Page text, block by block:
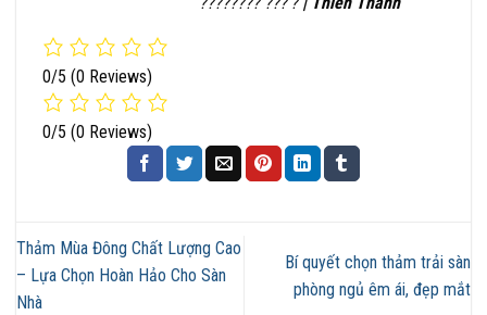
0/5 (0 Reviews)
0/5 (0 Reviews)
Thảm Mùa Đông Chất Lượng Cao
– Lựa Chọn Hoàn Hảo Cho Sàn
Nhà
Bí quyết chọn thảm trải sàn
phòng ngủ êm ái, đẹp mắt